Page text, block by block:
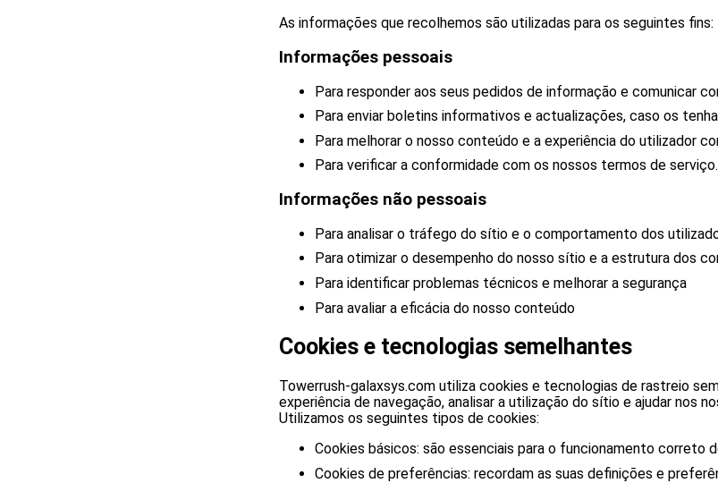
As informações que recolhemos são utilizadas para os seguintes fins:
Informações pessoais
Para responder aos seus pedidos de informação e comunicar
Para enviar boletins informativos e actualizações, caso os
Para melhorar o nosso conteúdo e a experiência do utilizador
Para verificar a conformidade com os nossos termos de serviço.
Informações não pessoais
Para analisar o tráfego do sítio e o comportamento dos
Para otimizar o desempenho do nosso sítio e a estrutura dos
Para identificar problemas técnicos e melhorar a segurança
Para avaliar a eficácia do nosso conteúdo
Cookies e tecnologias semelhantes
Towerrush-galaxsys.com utiliza cookies e tecnologias de rastreio
experiência de navegação, analisar a utilização do sítio e ajudar nos
Utilizamos os seguintes tipos de cookies:
Cookies básicos: são essenciais para o funcionamento correto
Cookies de preferências: recordam as suas definições e